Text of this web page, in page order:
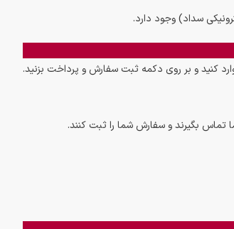
سداد) وجود دارد.
و بر روی دکمه ثبت سفارش و پرداخت بزنید.